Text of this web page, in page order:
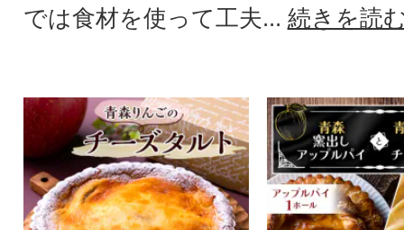
では食材を使って工夫... 続きを読